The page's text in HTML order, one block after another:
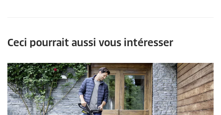
Ceci pourrait aussi vous intéresser